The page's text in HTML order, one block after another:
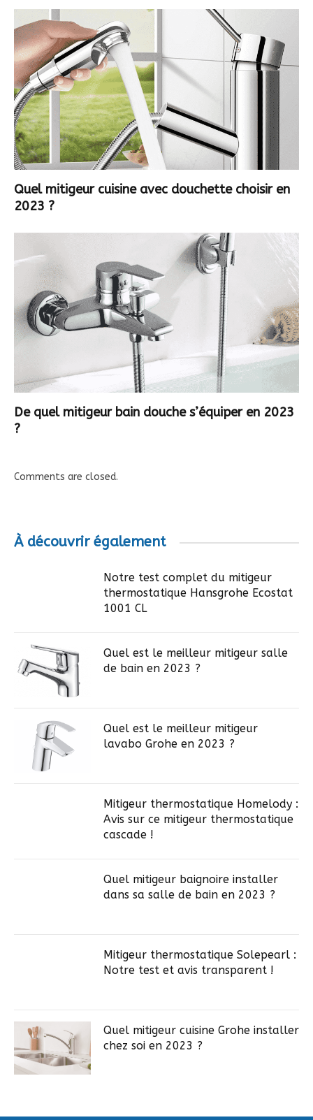
Quel mitigeur cuisine avec douchette choisir en
2023 ?
De quel mitigeur bain douche s’équiper en 2023
?
Comments are closed.
À découvrir également
Notre test complet du mitigeur
thermostatique Hansgrohe Ecostat
1001 CL
Quel est le meilleur mitigeur salle
de bain en 2023 ?
Quel est le meilleur mitigeur
lavabo Grohe en 2023 ?
Mitigeur thermostatique Homelody :
Avis sur ce mitigeur thermostatique
cascade !
Quel mitigeur baignoire installer
dans sa salle de bain en 2023 ?
Mitigeur thermostatique Solepearl :
Notre test et avis transparent !
Quel mitigeur cuisine Grohe installer
chez soi en 2023 ?